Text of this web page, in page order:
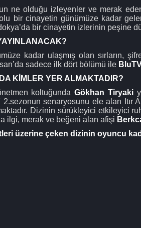
ne olduğu izleyenler ve merak
bir cinayetin günümüze kadar
bir cinayetin izlerinin peşine
kadar ulaşmış olan sırların,
sadece ilk dört bölümü ile
KİMLER YER ALMAKTADIR?
koltuğundaGökhan Tiryaki
senaryosunu ele alan Itır
Dizinin sürükleyici etkileyici
ilgi, merak ve beğeni alan afişi
üzerine çeken dizinin oyuncu